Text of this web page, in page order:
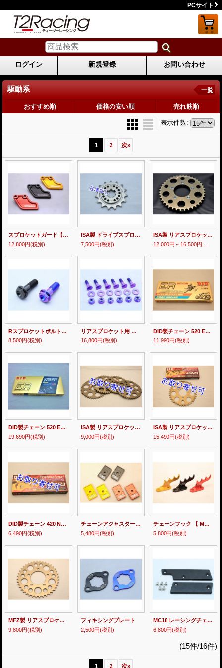
PCサイト
ログイン 新規登録 お問い合わせ
駆動系 一覧
おすすめ順 価格の安い順 売れ筋順
表示件数:
1 2 次»
スプロケットガード【 汎用 NSRmini等 】
12,800円(税別)
ISA製 ドライブスプロケット NSR250R用
7,500円(税別)
ISA製 リアスプロケット 【 520サイズ 】 35T〜46T NSR250R専用 MC18・21・28
Rスプロケットボルトセット 【 MC21 】
8,500円(税別)
リアスプロケット用 チタンボルトSET 【 MC28 】
16,800円(税別)
DID製チェーン 520 ERS3
11,990円(税別)
DID製チェーン 520 ERV7
19,690円(税別)
ISA製 リアスプロケット 【 420サイズ 】 40T〜43T NSR50・NSRmini用
9,000円(税別)
ISA製 リアスプロケット ＆ DID製 チェーン【 420サイズ 】NSR50・NSRmini用セット
15,490円(税別)
DID製チェーン 420 NZ3 NSR50・NSRmini用
6,490円(税別)
チェーンアジャスタープレート【 NSR50/80 】
5,480円(税別)
チェーンフック 【 MC21 】
5,800円(税別)
MFZ製 リアスプロケット 【 520サイズ 】 33T〜48T MFZホイール専用 MC21
9,800円(税別)
フィキシングプレート
2,500円(税別)
MC18 レーシングチェーンスライダー
6,800円(税別)
(15件/16件)
1 2 次»